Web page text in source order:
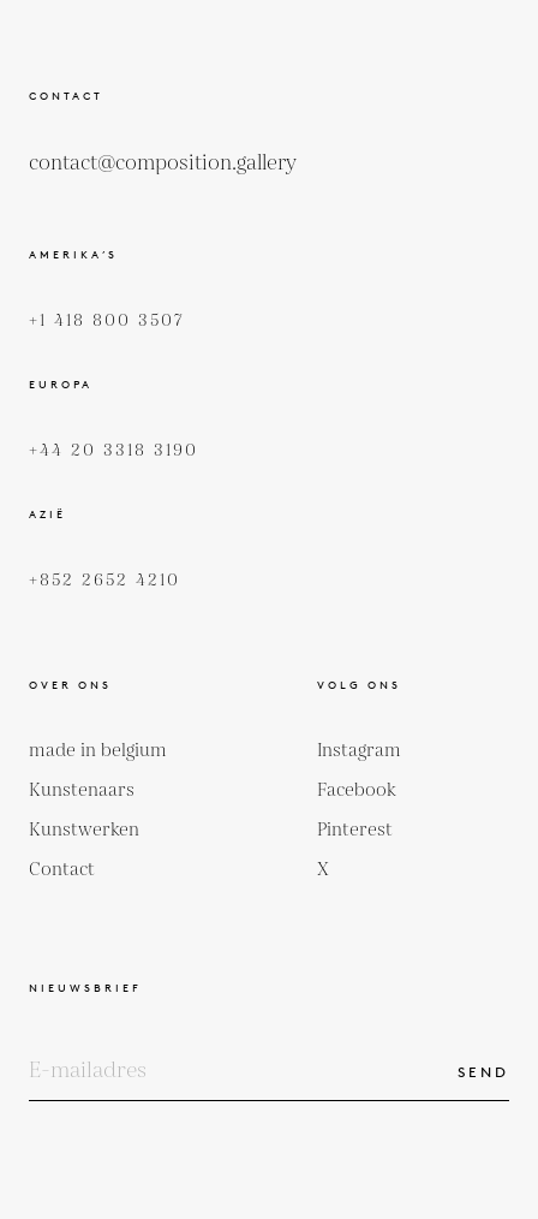
CONTACT
contact@composition.gallery
AMERIKA’S
+1 418 800 3507
EUROPA
+44 20 3318 3190
AZIË
+852 2652 4210
OVER ONS
made in belgium
Kunstenaars
Kunstwerken
Contact
VOLG ONS
Instagram
Facebook
Pinterest
X
NIEUWSBRIEF
SEND